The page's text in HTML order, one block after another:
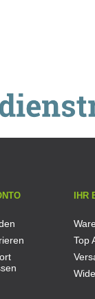
IHR
Top